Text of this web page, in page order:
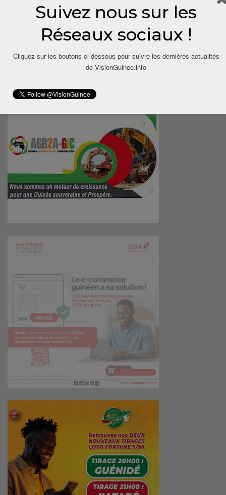
Suivez nous sur les
Réseaux sociaux !
Cliquez sur les boutons ci-dessous pour suivre les dernières actualités
de VisionGuinee.info